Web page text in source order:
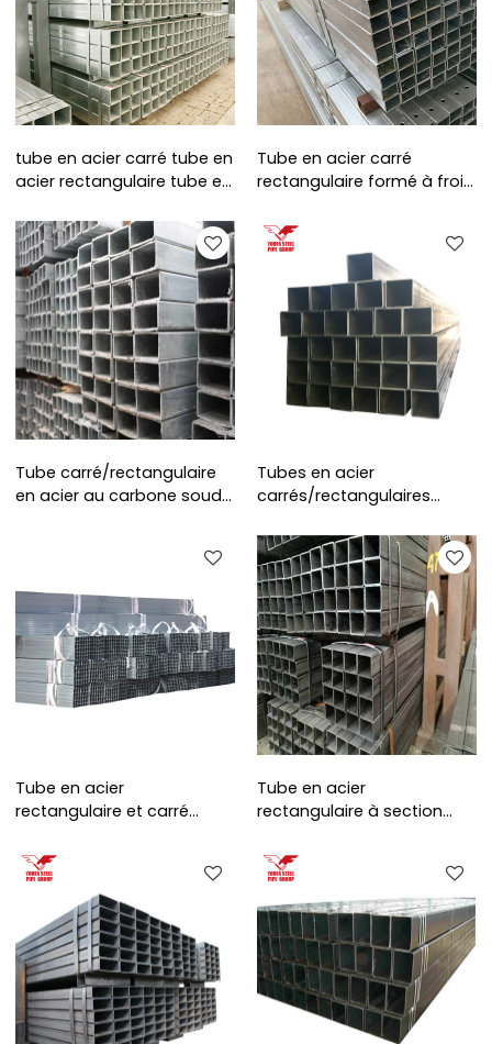
tube en acier carré tube en
acier rectangulaire tube en
profilé
Tube en acier carré
rectangulaire formé à froid
Tube carré/rectangulaire
en acier au carbone soudé
Tubes en acier
carrés/rectangulaires
en acier MS
Tube en acier
rectangulaire et carré
steel
Tube en acier
rectangulaire à section